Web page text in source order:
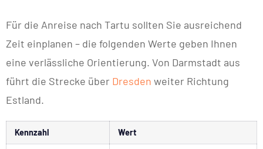
Für die Anreise nach Tartu sollten Sie ausreichend
Zeit einplanen – die folgenden Werte geben Ihnen
eine verlässliche Orientierung. Von Darmstadt aus
führt die Strecke über Dresden weiter Richtung
Estland.
Kennzahl Wert